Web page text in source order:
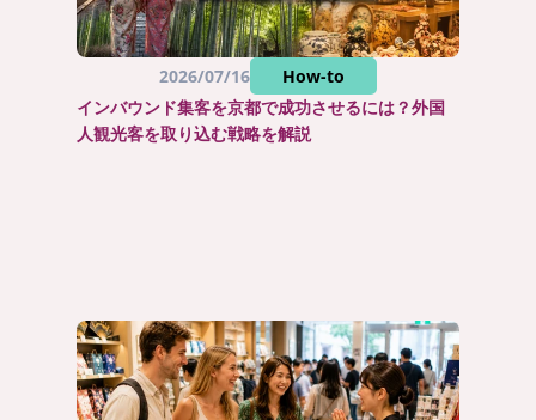
2026/07/16
How-to
インバウンド集客を京都で成功させるには？外国
人観光客を取り込む戦略を解説